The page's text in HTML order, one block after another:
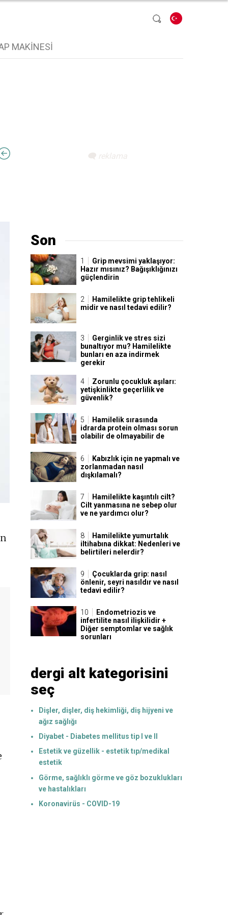
MAKINESI
Son
Grip mevsimi yaklaşıyor:
Hazır mısınız? Bağışıklığınızı
güçlendirin
Hamilelikte grip tehlikeli
midir ve nasıl tedavi edilir?
Gerginlik ve stres sizi
bunaltıyor mu? Hamilelikte
bunları en aza indirmek
gerekir
Zorunlu çocukluk aşıları:
yetişkinlikte geçerlilik ve
güvenlik?
Hamilelik sırasında
idrarda protein olması sorun
olabilir de olmayabilir de
Kabızlık için ne yapmalı ve
zorlanmadan nasıl
dışkılamalı?
Hamilelikte kaşıntılı cilt?
Cilt yanmasına ne sebep olur
ve ne yardımcı olur?
Hamilelikte yumurtalık
iltihabına dikkat: Nedenleri ve
belirtileri nelerdir?
Çocuklarda grip: nasıl
önlenir, seyri nasıldır ve nasıl
tedavi edilir?
Endometriozis ve
infertilite nasıl ilişkilidir +
Diğer semptomlar ve sağlık
sorunları
dergi alt kategorisini
seç
Dişler, dişler, diş hekimliği, diş hijyeni ve
ağız sağlığı
Diyabet - Diabetes mellitus tip I ve II
Estetik ve güzellik - estetik tıp/medikal
estetik
Görme, sağlıklı görme ve göz bozuklukları
ve hastalıkları
Koronavirüs - COVID-19